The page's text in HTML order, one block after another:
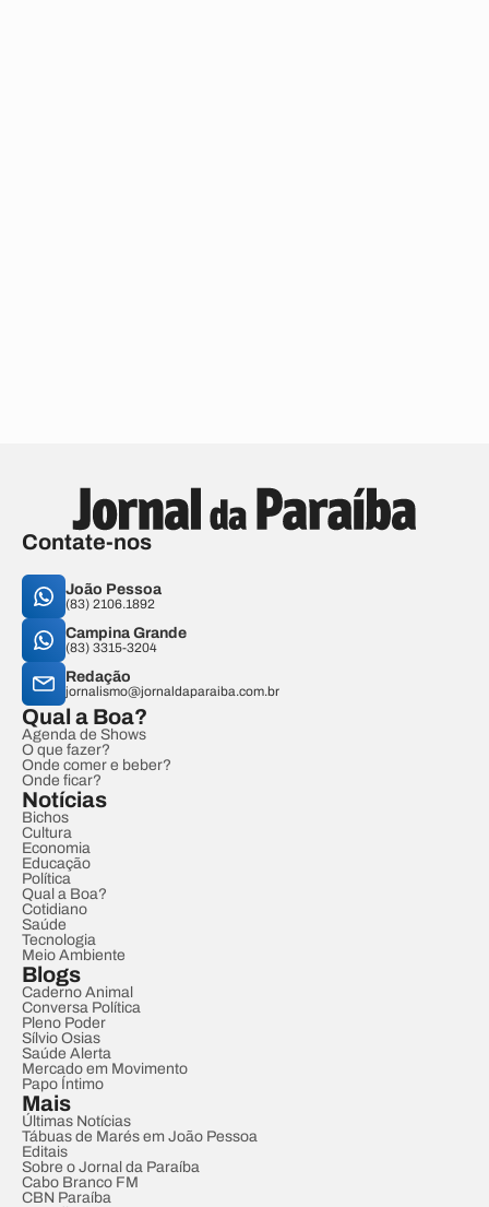
Contate-nos
João Pessoa
(83) 2106.1892
Campina Grande
(83) 3315-3204
Redação
jornalismo@jornaldaparaiba.com.br
Qual a Boa?
Agenda de Shows
O que fazer?
Onde comer e beber?
Onde ficar?
Notícias
Bichos
Cultura
Economia
Educação
Política
Qual a Boa?
Cotidiano
Saúde
Tecnologia
Meio Ambiente
Blogs
Caderno Animal
Conversa Política
Pleno Poder
Sílvio Osias
Saúde Alerta
Mercado em Movimento
Papo Íntimo
Mais
Últimas Notícias
Tábuas de Marés em João Pessoa
Editais
Sobre o Jornal da Paraíba
Cabo Branco FM
CBN Paraíba